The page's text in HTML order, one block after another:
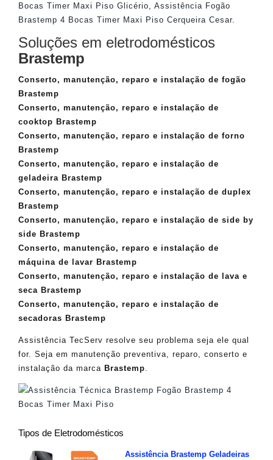
Bocas Timer Maxi Piso Glicério
Assistência Fogão
Brastemp 4 Bocas Timer Maxi Piso Cerqueira Cesar.
Soluções em eletrodomésticos
Brastemp
Conserto, manutenção, reparo e instalação de fogão
Brastemp
Conserto, manutenção, reparo e instalação de
cooktop Brastemp
Conserto, manutenção, reparo e instalação de forno
Brastemp
Conserto, manutenção, reparo e instalação de
geladeira Brastemp
Conserto, manutenção, reparo e instalação de duplex
Brastemp
Conserto, manutenção, reparo e instalação de side by
side Brastemp
Conserto, manutenção, reparo e instalação de
máquina de lavar Brastemp
Conserto, manutenção, reparo e instalação de lava e
seca Brastemp
Conserto, manutenção, reparo e instalação de
secadoras Brastemp
Assistência TecServ resolve seu problema seja ele qual
for. Seja em manutenção preventiva, reparo, conserto e
instalação da marca Brastemp
Tipos de Eletrodomésticos
Assistência Brastemp Geladeiras